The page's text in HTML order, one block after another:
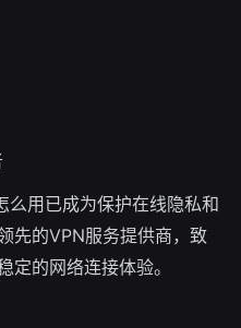
用已成为保护在线隐私和
先的VPN服务提供商，致
定的网络连接体验。